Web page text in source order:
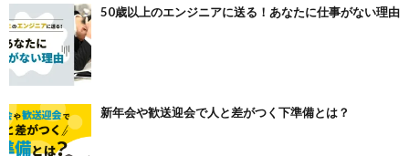
50歳以上のエンジニアに送る！あなたに仕事がない理由
新年会や歓送迎会で人と差がつく下準備とは？